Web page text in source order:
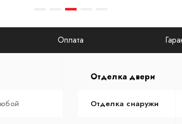
Оплата
Отделка двери
Отделка снаружи